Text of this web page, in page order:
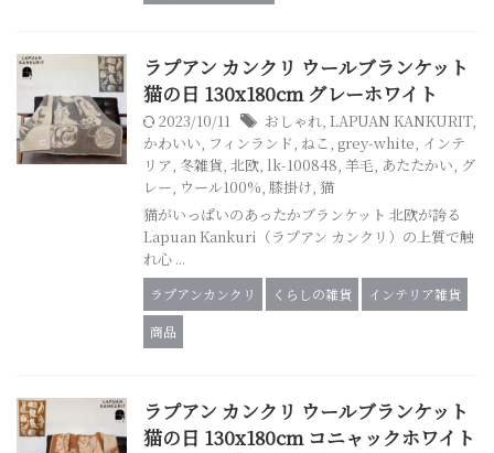
ラプアン カンクリ ウールブランケット
猫の日 130x180cm グレーホワイト
2023/10/11 おしゃれ, LAPUAN KANKURIT,
かわいい, フィンランド, ねこ, grey-white, インテ
リア, 冬雑貨, 北欧, lk-100848, 羊毛, あたたかい, グ
レー, ウール100%, 膝掛け, 猫
猫がいっぱいのあったかブランケット 北欧が誇る
Lapuan Kankuri（ラプアン カンクリ）の上質で触
れ心 ...
ラプアンカンクリ くらしの雑貨
インテリア雑貨
商品
ラプアン カンクリ ウールブランケット
猫の日 130x180cm コニャックホワイト